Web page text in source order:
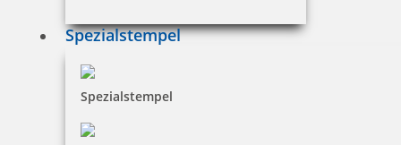
Spezialstempel
Spezialstempel